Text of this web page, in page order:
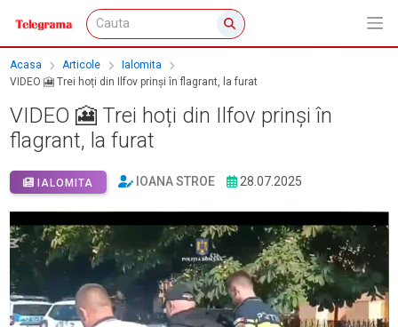
Acasa Articole
Ialomita
VIDEO 🎦 Trei hoți din Ilfov prinși în flagrant, la furat
VIDEO 🎦 Trei hoți din Ilfov prinși în
flagrant, la furat
IALOMITA IOANA STROE 28.07.2025